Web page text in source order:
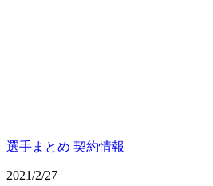
選手まとめ 契約情報
2021/2/27